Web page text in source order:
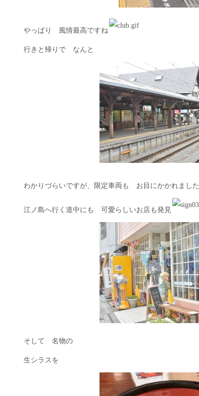
やっぱり 風情最高ですね
行きと帰りで なんと
わかりづらいですが、限定車両も お目にかかれました
江ノ島へ行く道中にも 可愛らしいお店も発見
そして 名物の
生シラスを